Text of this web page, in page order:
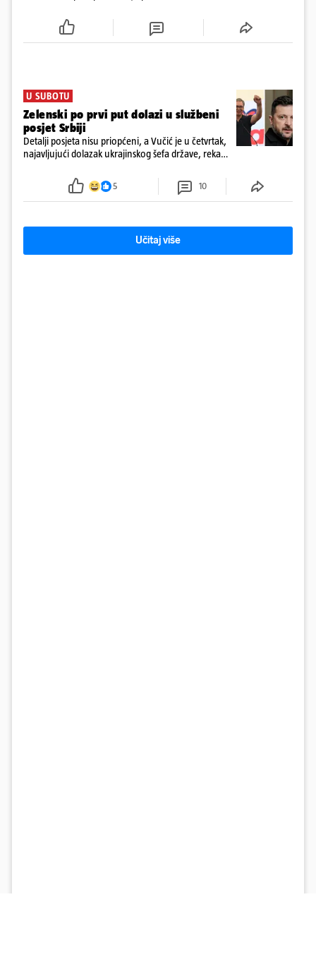
bespilotnim letjelicama te ih kasnije koristili protiv
kolumbijske vojske
U SUBOTU
Zelenski po prvi put dolazi u službeni
posjet Srbiji
Detalji posjeta nisu priopćeni, a Vučić je u četvrtak,
najavljujući dolazak ukrajinskog šefa države, rekao
europski put Ukrajine i Srbije
5 10
Učitaj više